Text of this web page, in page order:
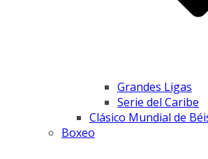
Grandes Ligas
Serie del Caribe
Clásico Mundial de
Boxeo